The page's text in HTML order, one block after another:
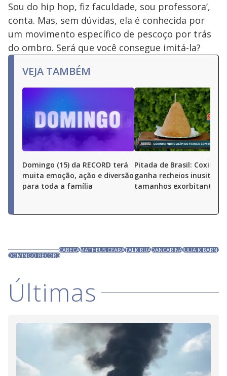
Sou do hip hop, fiz faculdade, sou professora’,
conta. Mas, sem dúvidas, ela é conhecida por
um movimento específico de pescoço por trás
do ombro. Será que você consegue imitá-la?
VEJA TAMBÉM
Domingo (15) da RECORD terá
muita emoção, ação e diversão
para toda a família
Pitada de Brasil: Coxinha
ganha recheios
tamanhos exorbitantes
CABEÇAMATHEUS CEARÁTALK RUADANÇARINAJULIA K BARNI
DOMINGO RECORD
Últimas